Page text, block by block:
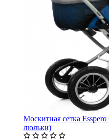
Москитная сетка
люльки)